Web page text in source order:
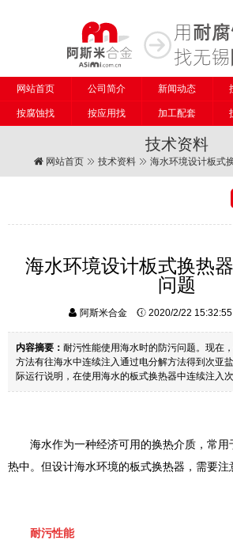
网站首页 公司简介 新闻动态
按腐蚀找 按应用找 加工配套
技术资料
网站首页 技术资料 海水环境设计板式
海水环境设计板式换热
问题
阿斯米合金 2020/2/22
内容摘要： 耐污性能使用海水时的防污问题。现在
方法有往海水中连续注入通过电分解方法得到次亚
际运行说明，在使用海水的板式换热器中连续注入
海水作为一种经济可用的换热介质，常
热中。但设计海水环境的板式换热器，需要注
耐污性能